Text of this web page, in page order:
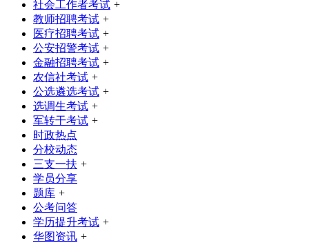
社会工作者考试 +
教师招聘考试 +
医疗招聘考试 +
公安招警考试 +
金融招聘考试 +
农信社考试 +
公选遴选考试 +
选调生考试 +
军转干考试 +
时政热点
分校动态
三支一扶 +
学员分享
题库 +
公考问答
学历提升考试 +
华图资讯 +